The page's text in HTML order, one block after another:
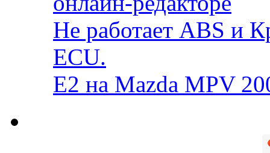
Не работает ABS и
ECU.
E2 на Mazda MPV